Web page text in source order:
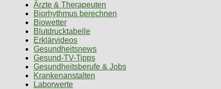
Ärzte & Therapeuten
Biorhythmus berechnen
Biowetter
Blutdrucktabelle
Erklärvideos
Gesundheitsnews
Gesund-TV-Tipps
Gesundheitsberufe & Jobs
Krankenanstalten
Laborwerte